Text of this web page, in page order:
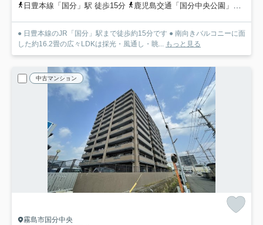
日豊本線「国分」駅 徒歩15分
鹿児島交通「国分中央公園」バス停下車 徒歩5分
● 日豊本線のJR「国分」駅まで徒歩約15分です ● 南向きバルコニーに面
した約16.2畳の広々LDKは採光・風通し・眺...
もっと見る
中古マンション
霧島市国分中央